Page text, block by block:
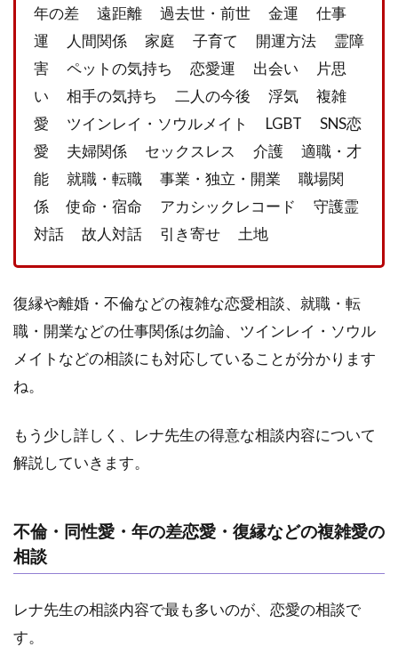
る人
3.3
3.ツ
レイ
やツ
ソウ
ルを
たい
人
3.4
にも
相談
でき
ない
いる
事や
友達
間関
係に
年の差 遠距離 過去世・前世 金運 仕事
運 人間関係 家庭 子育て 開運方法 霊障
害 ペットの気持ち 恋愛運 出会い 片思
い 相手の気持ち 二人の今後 浮気 複雑
愛 ツインレイ・ソウルメイト LGBT SNS恋
愛 夫婦関係 セックスレス 介護 適職・才
能 就職・転職 事業・独立・開業 職場関
係 使命・宿命 アカシックレコード 守護霊
対話 故人対話 引き寄せ 土地
復縁や離婚・不倫などの複雑な恋愛相談、就職・転
職・開業などの仕事関係は勿論、ツインレイ・ソウル
メイトなどの相談にも対応していることが分かります
ね。
もう少し詳しく、レナ先生の得意な相談内容について
解説していきます。
不倫・同性愛・年の差恋愛・復縁などの複雑愛の
相談
レナ先生の相談内容で最も多いのが、恋愛の相談で
す。